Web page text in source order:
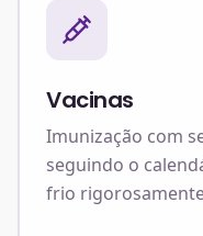
Vacinas
Imunização com
seguindo o
frio